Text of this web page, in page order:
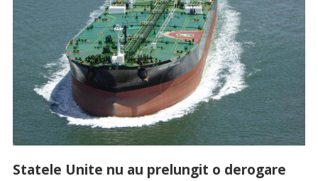
Statele Unite nu au prelungit o derogare